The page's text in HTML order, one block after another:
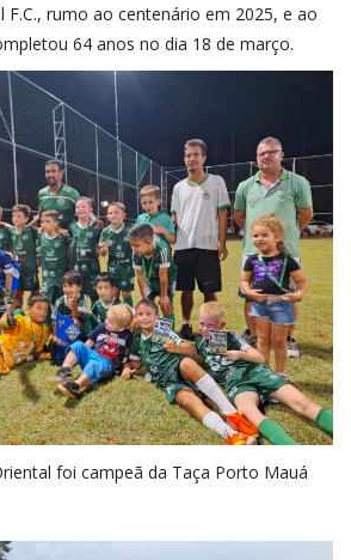
F.C., rumo ao centenário em 2025, e ao
64 anos no dia 18 de março.
foi campeã da Taça Porto Mauá